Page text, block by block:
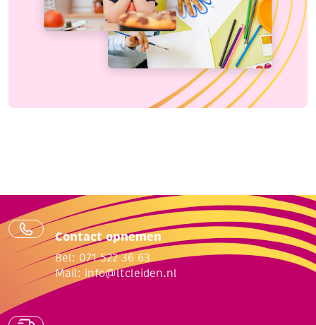
Contact opnemen
Bel: 071 522 36 63
Mail: info@ltcleiden.nl